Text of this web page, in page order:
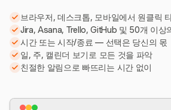
브라우저, 데스크톱, 모바일에서 원클릭
Jira, Asana, Trello, GitHub 및 50개 이상
시간 또는 시작/종료 — 선택은 당신의 몫
일, 주, 캘린더 보기로 모든 것을 파악
친절한 알림으로 빠뜨리는 시간 없이